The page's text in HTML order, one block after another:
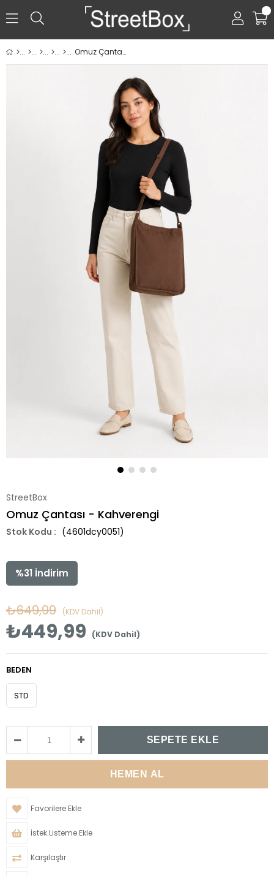
0
Omuz Çantası - Kahverengi
StreetBox
Omuz Çantası - Kahverengi
(4601dcy0051)
%31 İndirim
₺649,99 (KDV Dahil)
₺449,99 (KDV Dahil)
BEDEN
STD
Favorilere Ekle
İstek Listeme Ekle
Karşılaştır